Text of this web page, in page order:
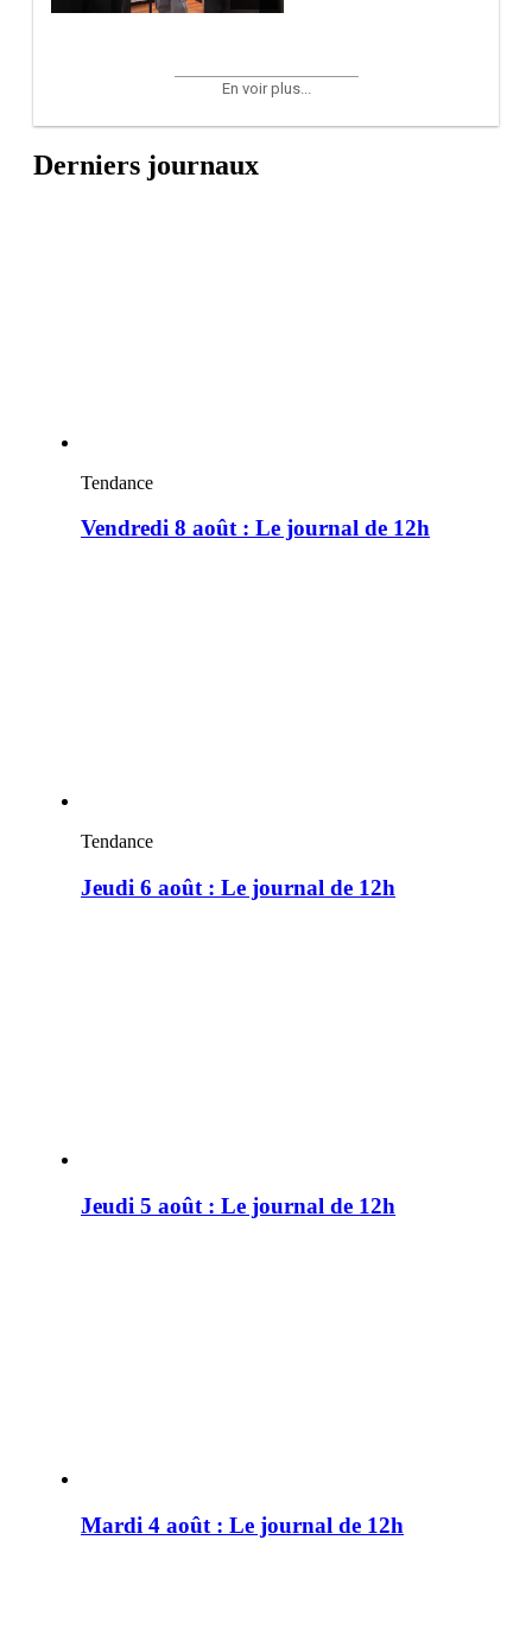
En voir plus...
Derniers journaux
Tendance
Vendredi 8 août : Le journal de 12h
Tendance
Jeudi 6 août : Le journal de 12h
Jeudi 5 août : Le journal de 12h
Mardi 4 août : Le journal de 12h